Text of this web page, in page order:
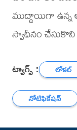
ముద్దాయిగా
స్వాధీనం చేసుకొని
ట్యాగ్స్ : లోకల్
నోటిఫికేషన్